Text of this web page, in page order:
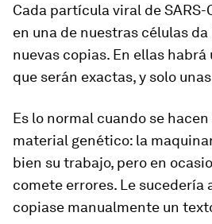
Cada partícula viral de SARS-
en una de nuestras células
nuevas copias. En ellas habrá
que serán exactas, y solo
Es lo normal cuando se
material genético: la
bien su trabajo, pero en
comete errores. Le sucedería
copiase manualmente un